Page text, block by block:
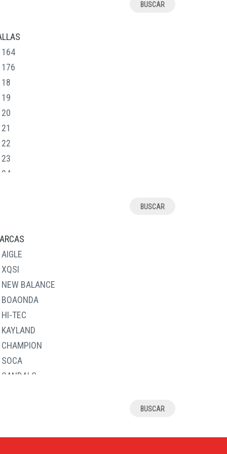
164
176
18
19
20
21
22
23
24
28
29
30
31
32
33
34
35
36
37
AIGLE
XQSI
NEW BALANCE
BOAONDA
HI-TEC
KAYLAND
CHAMPION
SOCA
SANDALS
ASOLO